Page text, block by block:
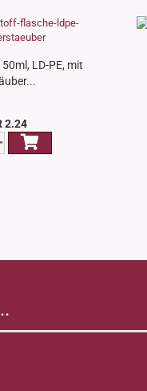
LD-PE, mit
2.24